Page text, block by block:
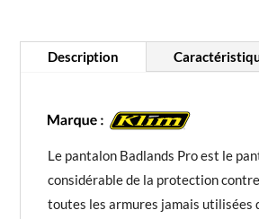
Description
Le pantalon Badlands Pro est le
considérable de la protection
toutes les armures jamais utilisées